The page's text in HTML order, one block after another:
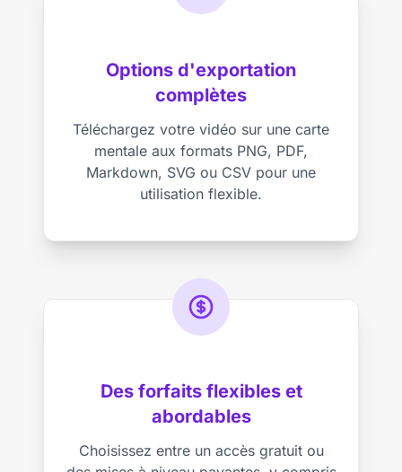
Options d'exportation
complètes
Téléchargez votre vidéo sur une carte
mentale aux formats PNG, PDF,
Markdown, SVG ou CSV pour une
utilisation flexible.
Des forfaits flexibles et
abordables
Choisissez entre un accès gratuit ou